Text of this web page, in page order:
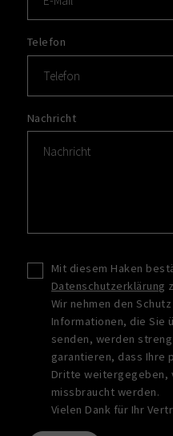
Telefon
Nachricht
Mit diesem Haken
Datenschutzerklärung
Wir nehmen den
Informationen, die Sie
senden, werden
garantieren, dass Ihre
Dritte weitergegeben,
missbraucht werden.
Vielen Dank für Ihr